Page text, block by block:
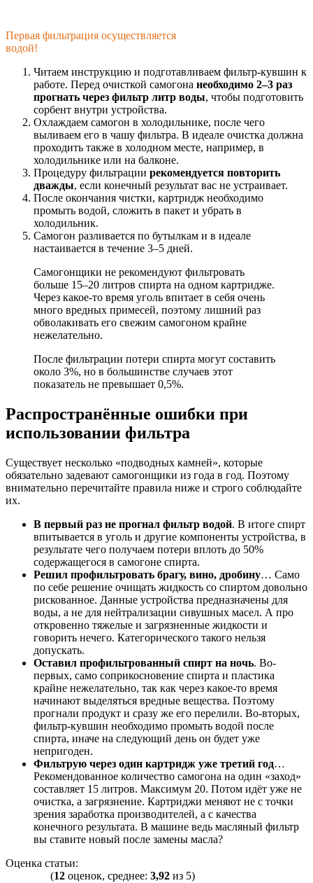
Первая фильтрация осуществляется
водой!
Читаем инструкцию и подготавливаем фильтр-кувшин к
работе. Перед очисткой самогона необходимо 2–3 раз
прогнать через фильтр литр воды, чтобы подготовить
сорбент внутри устройства.
Охлаждаем самогон в холодильнике, после чего
выливаем его в чашу фильтра. В идеале очистка должна
проходить также в холодном месте, например, в
холодильнике или на балконе.
Процедуру фильтрации рекомендуется повторить
дважды, если конечный результат вас не устраивает.
После окончания чистки, картридж необходимо
промыть водой, сложить в пакет и убрать в
холодильник.
Самогон разливается по бутылкам и в идеале
настаивается в течение 3–5 дней.
Самогонщики не рекомендуют фильтровать
больше 15–20 литров спирта на одном картридже.
Через какое-то время уголь впитает в себя очень
много вредных примесей, поэтому лишний раз
обволакивать его свежим самогоном крайне
нежелательно.
После фильтрации потери спирта могут составить
около 3%, но в большинстве случаев этот
показатель не превышает 0,5%.
Распространённые ошибки при
использовании фильтра
Существует несколько «подводных камней», которые
обязательно задевают самогонщики из года в год. Поэтому
внимательно перечитайте правила ниже и строго соблюдайте
их.
В первый раз не прогнал фильтр водой. В итоге спирт
впитывается в уголь и другие компоненты устройства, в
результате чего получаем потери вплоть до 50%
содержащегося в самогоне спирта.
Решил профильтровать брагу, вино, дробину… Само
по себе решение очищать жидкость со спиртом довольно
рискованное. Данные устройства предназначены для
воды, а не для нейтрализации сивушных масел. А про
откровенно тяжелые и загрязненные жидкости и
говорить нечего. Категорического такого нельзя
допускать.
Оставил профильтрованный спирт на ночь. Во-
первых, само соприкосновение спирта и пластика
крайне нежелательно, так как через какое-то время
начинают выделяться вредные вещества. Поэтому
прогнали продукт и сразу же его перелили. Во-вторых,
фильтр-кувшин необходимо промыть водой после
спирта, иначе на следующий день он будет уже
непригоден.
Фильтрую через один картридж уже третий год…
Рекомендованное количество самогона на один «заход»
составляет 15 литров. Максимум 20. Потом идёт уже не
очистка, а загрязнение. Картриджи меняют не с точки
зрения заработка производителей, а с качества
конечного результата. В машине ведь масляный фильтр
вы ставите новый после замены масла?
Оценка статьи:
(12 оценок, среднее: 3,92 из 5)